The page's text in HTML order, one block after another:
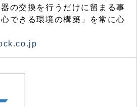
の交換を行うだけに留まる事
できる環境の構築」を常に心